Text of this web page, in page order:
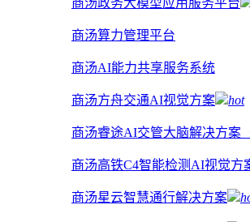
商汤政务大模型应用服务平台
商汤算力管理平台
商汤AI能力共享服务系统
商汤方舟交通AI视觉方案 hot
商汤睿途AI交管大脑解决方案
商汤高铁C4智能检测AI视觉方
商汤星云智慧通行解决方案